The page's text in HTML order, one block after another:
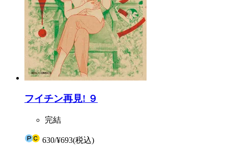
フイチン再見! ９
完結
630/¥693(税込)